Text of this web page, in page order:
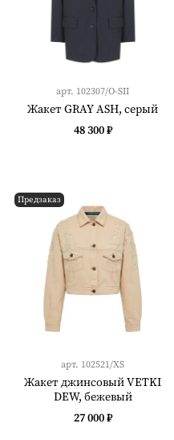
арт. 102307/O-SII
Жакет GRAY ASH, серый
48 300 ₽
Предзаказ
арт. 102521/XS
Жакет джинсовый VETKI
DEW, бежевый
27 000 ₽